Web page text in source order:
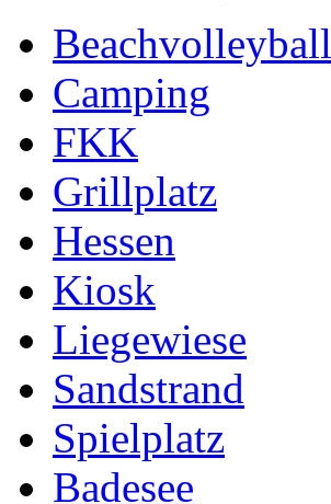
Beachvolleyball
Camping
FKK
Grillplatz
Hessen
Kiosk
Liegewiese
Sandstrand
Spielplatz
Badesee